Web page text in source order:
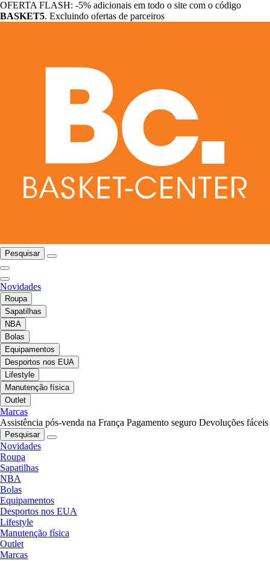
OFERTA FLASH: -5% adicionais em todo o site com o código
BASKET5. Excluindo ofertas de parceiros
Pesquisar
Novidades
Roupa
Sapatilhas
NBA
Bolas
Equipamentos
Desportos nos EUA
Lifestyle
Manutenção física
Outlet
Marcas
Assistência pós-venda na França Pagamento seguro Devoluções fáceis
Pesquisar
Novidades
Roupa
Sapatilhas
NBA
Bolas
Equipamentos
Desportos nos EUA
Lifestyle
Manutenção física
Outlet
Marcas